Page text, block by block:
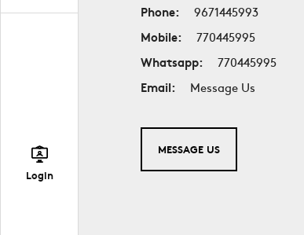
Login
Phone:
9671445993
Mobile:
770445995
Whatsapp:
770445995
Email:
Message Us
MESSAGE US